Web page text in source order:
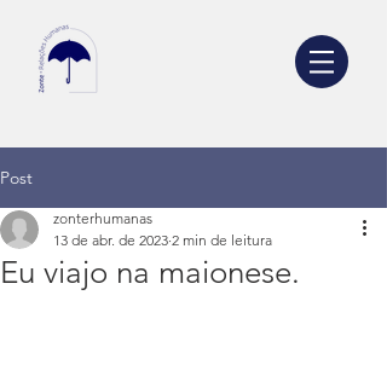
Post
Eu viajo na maionese.
zonterhumanas
13 de abr. de 2023 2 min de leitura